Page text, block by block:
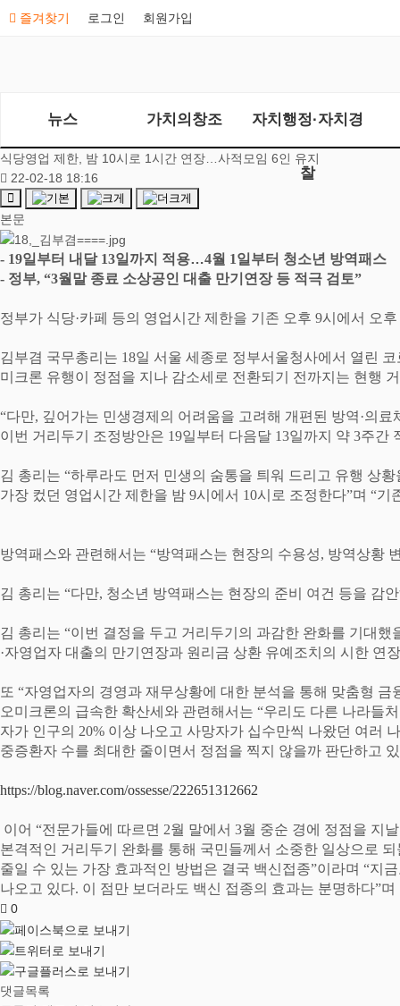
즐겨찾기 로그인 회원가입
뉴스 가치의창조 자치행정·자치경
찰
식당영업 제한, 밤 10시로 1시간 연장…사적모임 6인 유지
22-02-18 18:16
본문
- 19일부터 내달 13일까지 적용…4월 1일부터 청소년 방역패스
- 정부, “3월말 종료 소상공인 대출 만기연장 등 적극 검토”
정부가 식당·카페 등의 영업시간 제한을 기존 오후 9시에서 오후
김부겸 국무총리는 18일 서울 세종로 정부서울청사에서 열린 코
미크론 유행이 정점을 지나 감소세로 전환되기 전까지는 현행
“다만, 깊어가는 민생경제의 어려움을 고려해 개편된 방역 ·의료
이번 거리두기 조정방안은 19일부터 다음달 13일까지 약 3주간
김 총리는 “하루라도 먼저 민생의 숨통을 틔워 드리고 유행 상
가장 컸던 영업시간 제한을 밤 9시에서 10시로 조정한다”며 “기
방역패스와 관련해서는 “방역패스는 현장의 수용성, 방역상황
김 총리는 “다만, 청소년 방역패스는 현장의 준비 여건 등을 감
김 총리는 “이번 결정을 두고 거리두기의 과감한 완화를 기대했
·자영업자 대출의 만기연장과 원리금 상환 유예조치의 시한 연
또 “자영업자의 경영과 재무상황에 대한 분석을 통해 맞춤형 금
오미크론의 급속한 확산세와 관련해서는 “우리도 다른 나라들
자가 인구의 20% 이상 나오고 사망자가 십수만씩 나왔던 여러
중증환자 수를 최대한 줄이면서 정점을 찍지 않을까 판단하고
https://blog.naver.com/ossesse/222651312662
이어 “전문가들에 따르면 2월 말에서 3월 중순 경에 정점을 지
본격적인 거리두기 완화를 통해 국민들께서 소중한 일상으로
줄일 수 있는 가장 효과적인 방법은 결국 백신접종”이라며 “지
나오고 있다. 이 점만 보더라도 백신 접종의 효과는 분명하다”며
0
댓글목록